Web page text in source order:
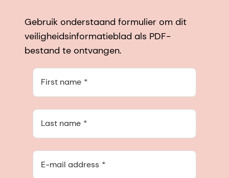
Gebruik onderstaand formulier om dit
veiligheidsinformatieblad als PDF-
bestand te ontvangen.
First name
Last name
E-mail address